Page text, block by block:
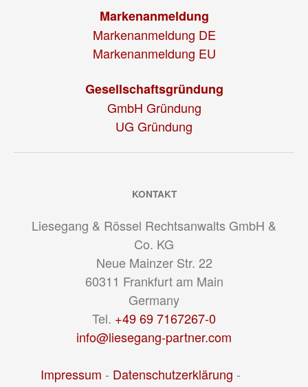
Markenanmeldung
Markenanmeldung DE
Markenanmeldung EU
Gesellschaftsgründung
GmbH Gründung
UG Gründung
KONTAKT
Liesegang & Rössel Rechtsanwalts GmbH &
Co. KG
Neue Mainzer Str. 22
60311 Frankfurt am Main
Germany
Tel. +49 69 7167267-0
info@liesegang-partner.com
Impressum - Datenschutzerklärung -